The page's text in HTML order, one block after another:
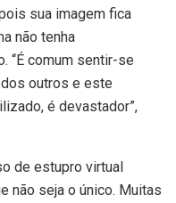
sua imagem fica
não tenha
“É comum sentir-se
outros e este
é devastador”,
de estupro virtual
não seja o único. Muitas